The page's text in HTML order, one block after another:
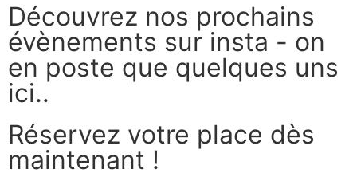
Découvrez nos prochains
évènements sur insta - on
en poste que quelques uns
ici..
Réservez votre place dès
maintenant !